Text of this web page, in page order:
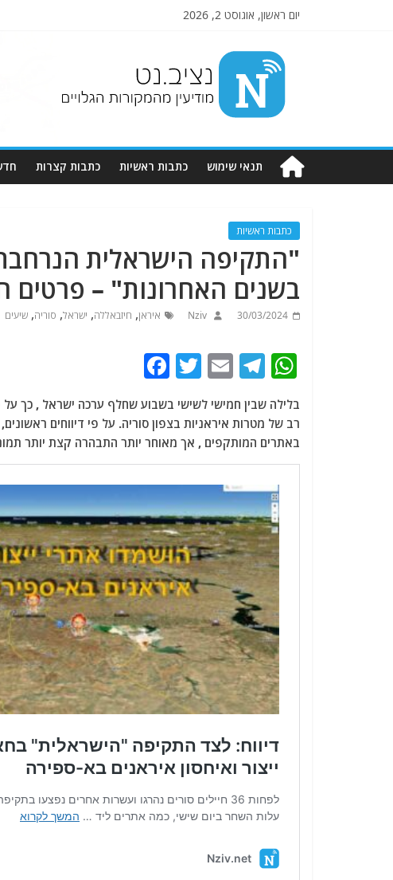
יום ראשון, אוגוסט 2, 2026
Nziv.net
מודיעין
מהמקורות
תנאי שימוש כתבות ראשיות כתבות קצרות
כתבות ראשיות
"התקיפה הישראלית
בשנים האחרונות" – פרטים
30/03/2024
Nziv איראן, חיזבאללה, ישראל, סוריה, שיעים
W
at
s
A
p
p
T
e
g
ra
m
E
m
ai
l
T
itt
er
c
e
b
o
o
k
בלילה שבין חמישי לשישי בשבוע שחלף ערכה ישראל , כך
באתרים המותקפים , אך מאוחר יותר התבהרה קצת יותר